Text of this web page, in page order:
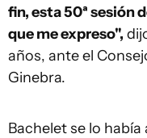
fin, esta 50ª sesión
que me expreso",
años, ante el
Ginebra.
Bachelet se lo